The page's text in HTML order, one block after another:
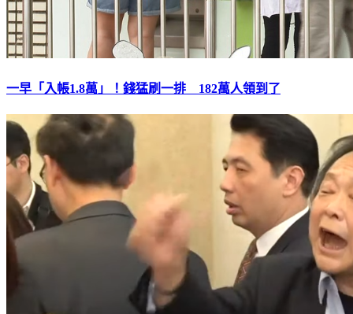
一早「入帳1.8萬」！錢猛刷一排 182萬人領到了